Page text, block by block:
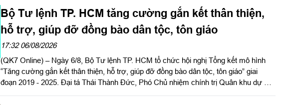
hội nghị. Thiếu tướng Vũ Văn Điền, Ủy viên Ban Thường vụ Thành ủy, Tư lệnh Bộ
Tư lệnh TP. Hồ Chí Minh chủ trì hội nghị.
Bộ Tư lệnh TP. HCM tăng cường gắn kết thân thiện,
hỗ trợ, giúp đỡ đồng bào dân tộc, tôn giáo
17:32 06/08/2026
(QK7 Online) – Ngày 6/8, Bộ Tư lệnh TP. HCM tổ chức hội nghị Tổng kết mô hình
“Tăng cường gắn kết thân thiện, hỗ trợ, giúp đỡ đồng bào dân tộc, tôn giáo” giai
đoạn 2019 - 2025. Đại tá Thái Thành Đức, Phó Chủ nhiệm chính trị Quân khu dự và